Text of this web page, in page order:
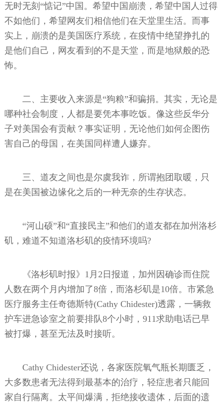
无时无刻“惦记”中国。希望中国崩溃，希望中国人过得
不如他们，希望网友们相信他们在天堂里生活。而事
实上，崩溃的是美国医疗系统，在疫情中绝望挣扎的
是他们自己，网友看到的不是天堂，而是地狱般的恐
怖。
二、主要收入来源是“狗粮”和骗捐。其实，无论是
哪种社会制度，人都是要凭本事吃饭。像这些反华分
子对美国会有贡献？事实证明，无论他们如何企图伤
害自己的母国，在美国同样遭人嫌弃。
三、道友之间也是尔虞我诈，所谓抱团取暖，只
是在美国被边缘化之后的一种无奈的生存状态。
“河山硕”和“直接民主”和他们的道友都在加州洛杉
矶，难道不知道洛杉矶的疫情环境吗?
《洛杉矶时报》1月2日报道，加州因确诊而住院
人数在两个月内增加了8倍，而洛杉矶是10倍。市紧急
医疗服务主任奇德斯特(Cathy Chidester)透露，一辆救
护车进急诊室之前要排队8个小时，911求助电话已早
被打爆，甚至无法及时接听。
Cathy Chidester还说，各家医院氧气瓶长期匮乏，
大多数患者无法得到最基本的治疗，轻症患者只能回
家自行隔离。太平间爆满，拒绝接收遗体，后面的遗